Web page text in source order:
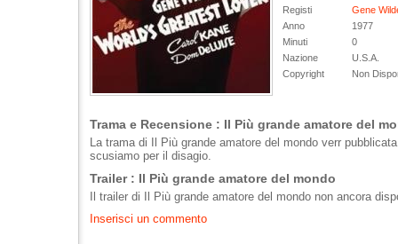
Registi
Gene
Anno
1977
Minuti
0
Nazione
U.S.A.
Copyright
Non
Trama e Recensione : Il Più grande amatore del
La trama di Il Più grande amatore del mondo verr
scusiamo per il disagio.
Trailer : Il Più grande amatore del mondo
Il trailer di Il Più grande amatore del mondo non ancora
Inserisci un commento